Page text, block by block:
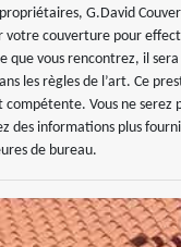
propriétaires, G.David
votre couverture pour
que vous rencontrez, il
les règles de l’art. Ce
Vous ne serez
des informations plus
de bureau.